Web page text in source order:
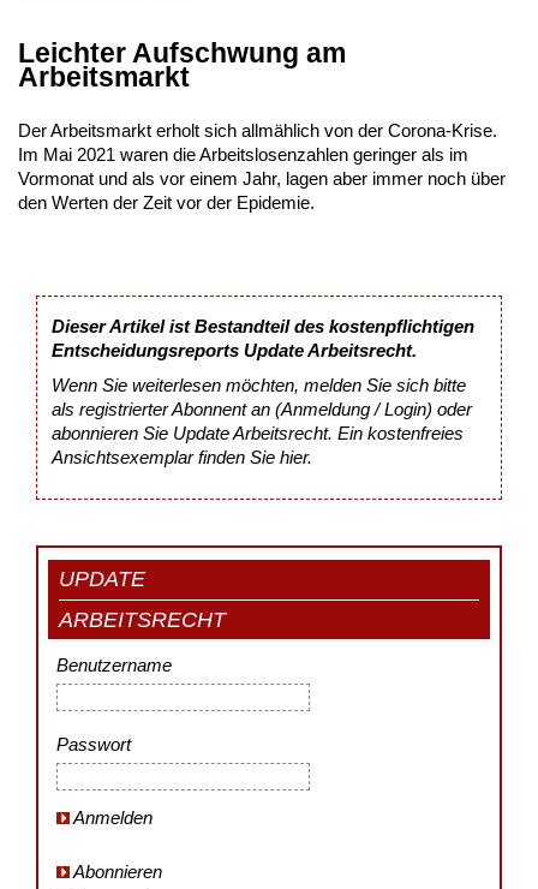
Leichter Aufschwung am
Arbeitsmarkt
Der Arbeitsmarkt erholt sich allmählich von der Corona-Krise.
Im Mai 2021 waren die Arbeitslosenzahlen geringer als im
Vormonat und als vor einem Jahr, lagen aber immer noch über
den Werten der Zeit vor der Epidemie.
Dieser Artikel ist Bestandteil des kostenpflichtigen
Entscheidungsreports Update Arbeitsrecht.
Wenn Sie weiterlesen möchten, melden Sie sich bitte
als registrierter Abonnent an (Anmeldung / Login) oder
abonnieren Sie Update Arbeitsrecht. Ein kostenfreies
Ansichtsexemplar finden Sie hier.
UPDATE
ARBEITSRECHT
Benutzername
Passwort
Anmelden
Abonnieren